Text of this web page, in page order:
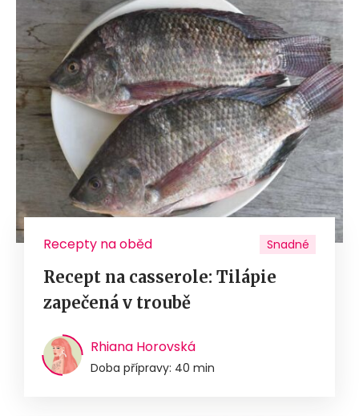
Recepty na oběd Snadné
Recept na casserole: Tilápie
zapečená v troubě
Rhiana Horovská
Doba přípravy: 40 min